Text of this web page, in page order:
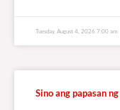
Tuesday, August 4, 2026 7:00 am
Sino ang papasan